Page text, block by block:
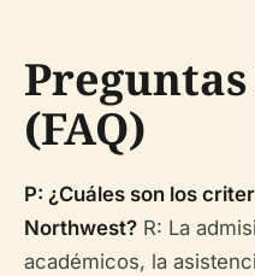
(FAQ)
P: ¿Cuáles son los
Northwest? R: La
académicos, la